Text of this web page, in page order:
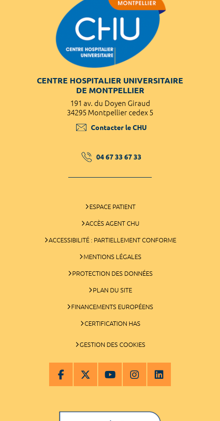
CENTRE HOSPITALIER UNIVERSITAIRE
DE MONTPELLIER
191 av. du Doyen Giraud
34295 Montpellier cedex 5
Contacter le CHU
04 67 33 67 33
ESPACE PATIENT
ACCÈS AGENT CHU
ACCESSIBILITÉ : PARTIELLEMENT CONFORME
MENTIONS LÉGALES
PROTECTION DES DONNÉES
PLAN DU SITE
FINANCEMENTS EUROPÉENS
CERTIFICATION HAS
GESTION DES COOKIES